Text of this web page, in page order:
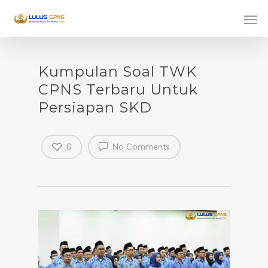
Kumpulan Soal TWK
CPNS Terbaru Untuk
Persiapan SKD
No Comments
0